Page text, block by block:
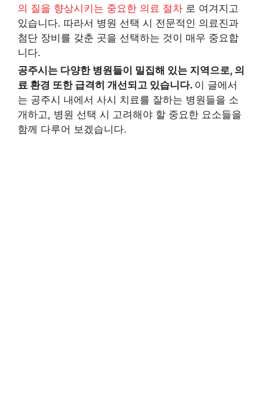
의 질을 향상시키는 중요한 의료 절차 로 여겨지고
있습니다. 따라서 병원 선택 시 전문적인 의료진과
첨단 장비를 갖춘 곳을 선택하는 것이 매우 중요합
니다.
공주시는 다양한 병원들이 밀집해 있는 지역으로, 의
료 환경 또한 급격히 개선되고 있습니다. 이 글에서
는 공주시 내에서 사시 치료를 잘하는 병원들을 소
개하고, 병원 선택 시 고려해야 할 중요한 요소들을
함께 다루어 보겠습니다.